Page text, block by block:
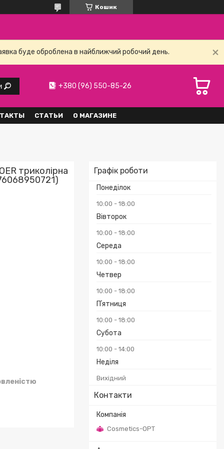
Кошик
буде оброблена в найближчий робочий день.
+380 (96) 550-85-26
СТАТЬИ О МАГАЗИНЕ
Графік роботи
Понеділок
10:00 18:00
Вівторок
10:00 18:00
Середа
10:00 18:00
Четвер
10:00 18:00
Пʼятниця
10:00 18:00
Субота
10:00 14:00
Неділя
Вихідний
Контакти
Cosmetics-OPT
триколірна